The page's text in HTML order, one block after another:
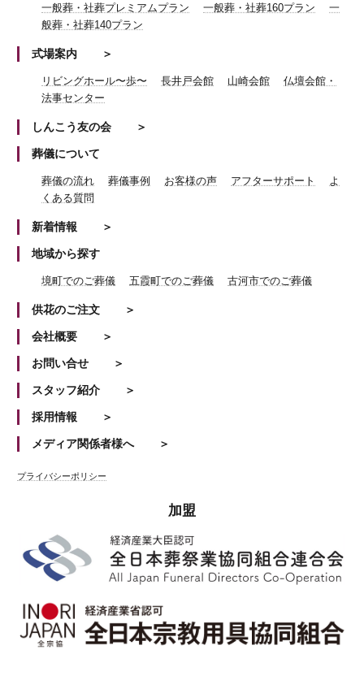
一般葬・社葬プレミアムプラン 一般葬・社葬160プラン
一
般葬・社葬140プラン
式場案内
リビングホール〜歩〜 長井戸会館 山崎会館
仏壇会館・
法事センター
しんこう友の会
葬儀について
葬儀の流れ 葬儀事例 お客様の声 アフターサポート
よ
くある質問
新着情報
地域から探す
境町でのご葬儀 五霞町でのご葬儀 古河市でのご葬儀
供花のご注文
会社概要
お問い合せ
スタッフ紹介
採用情報
メディア関係者様へ
プライバシーポリシー
加盟